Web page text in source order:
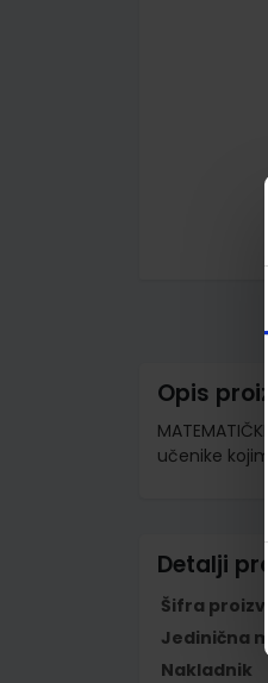
gallery
Opis
učenike
Detalji
Šifra
Jedinična
Nakladnik